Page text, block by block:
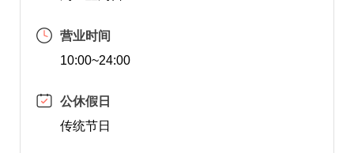
营业时间
10:00~24:00
公休假日
传统节日